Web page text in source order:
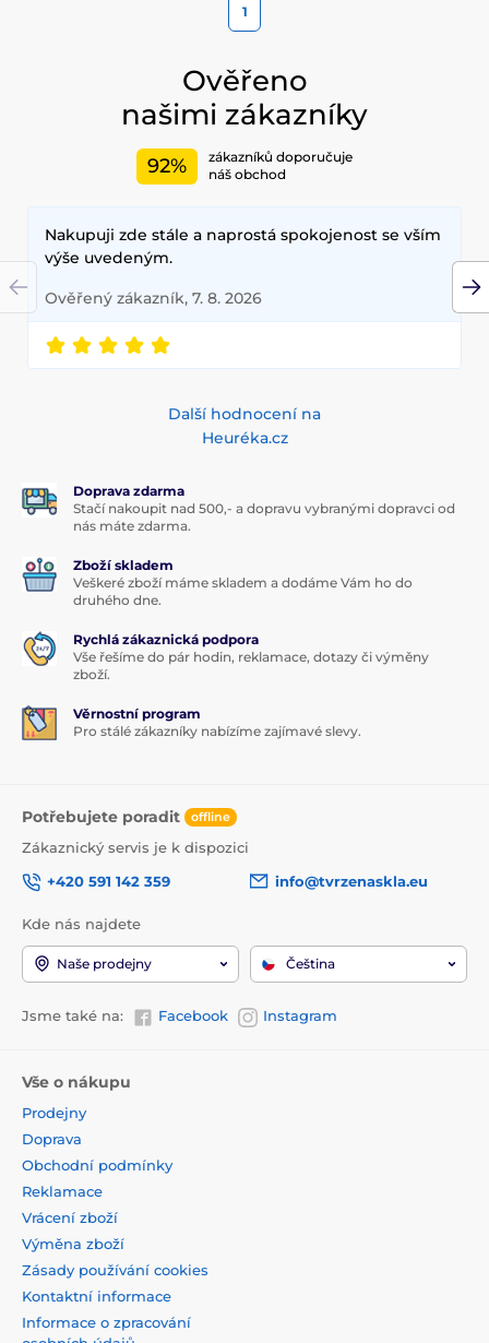
1
Ověřeno
našimi zákazníky
92%
zákazníků doporučuje
náš obchod
Nakupuji zde stále a naprostá spokojenost se vším
výše uvedeným.
Ověřený zákazník, 7. 8. 2026
Další hodnocení na
Heuréka.cz
Doprava zdarma
Stačí nakoupit nad 500,- a dopravu vybranými dopravci od
nás máte zdarma.
Zboží skladem
Veškeré zboží máme skladem a dodáme Vám ho do
druhého dne.
Rychlá zákaznická podpora
Vše řešíme do pár hodin, reklamace, dotazy či výměny
zboží.
Věrnostní program
Pro stálé zákazníky nabízíme zajímavé slevy.
Potřebujete poradit offline
Zákaznický servis je k dispozici
+420 591 142 359
info@tvrzenaskla.eu
Kde nás najdete
Naše prodejny Čeština
Jsme také na: Facebook Instagram
Vše o nákupu
Prodejny
Doprava
Obchodní podmínky
Reklamace
Vrácení zboží
Výměna zboží
Zásady používání cookies
Kontaktní informace
Informace o zpracování